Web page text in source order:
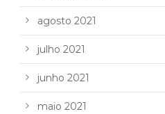
agosto 2021
julho 2021
junho 2021
maio 2021